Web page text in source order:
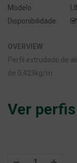
Modelo:
Disponibilidade:
OVERVIEW
Perfil extrudado de
de 0,423kg/m.
Ver